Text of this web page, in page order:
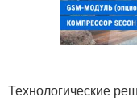
Технологические